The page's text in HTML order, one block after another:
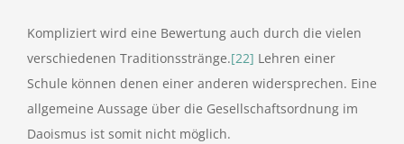
Kompliziert wird eine Bewertung auch durch die vielen
verschiedenen Traditionsstränge.[22] Lehren einer
Schule können denen einer anderen widersprechen. Eine
allgemeine Aussage über die Gesellschaftsordnung im
Daoismus ist somit nicht möglich.